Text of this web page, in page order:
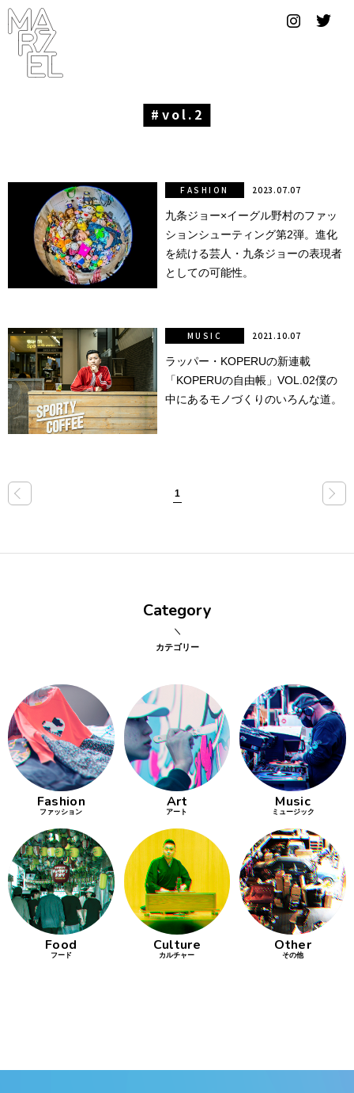
フィ
デザ
ナー
ー
プール
ンテ
写真
確認の
旅
古着
才
立ったら
行動
するよう
ザインを
する
の絵で
ツを作
る
りどり
vol.2
九条ジョー×イーグル野村のファッ
ションシューティング第2弾。進化
を続ける芸人・九条ジョーの表現者
としての可能性。
FASHION 2023.07.07
ラッパー・KOPERUの新連載
「KOPERUの自由帳」VOL.02僕の
中にあるモノづくりのいろんな道。
MUSIC 2021.10.07
« 1 »
Category
カテゴリー
Fashion
ファッション
Art
アート
Music
ミュージック
Food
フード
Culture
カルチャー
Other
その他